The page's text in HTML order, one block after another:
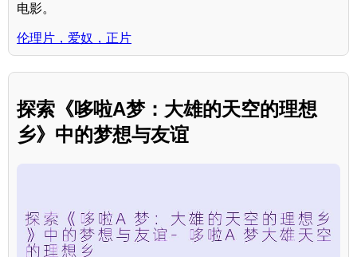
电影。
伦理片，爱奴，正片
探索《哆啦A梦：大雄的天空的理想
乡》中的梦想与友谊